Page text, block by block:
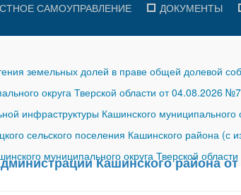
САМОУПРАВЛЕНИЕ ДОКУМЕНТЫ
земельных долей в праве общей долевой
округа Тверской области от 04.08.2026
инфраструктуры Кашинского муниципального
сельского поселения Кашинского района (с
муниципального округа Тверской
Кашинского района